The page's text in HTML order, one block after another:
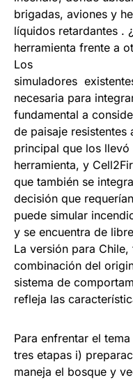
brigadas, aviones y
líquidos retardantes .
herramienta frente a
simuladores
necesaria para
fundamental a
de paisaje resistentes
principal que los
herramienta, y
que también se
decisión que
puede simular
y se encuentra de
La versión para Chile,
combinación del
sistema de
refleja las
Para enfrentar el
tres etapas i)
maneja el bosque y